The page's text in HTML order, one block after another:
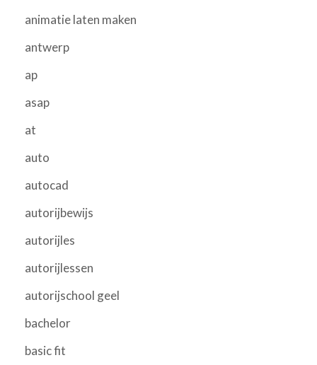
animatie laten maken
antwerp
ap
asap
at
auto
autocad
autorijbewijs
autorijles
autorijlessen
autorijschool geel
bachelor
basic fit